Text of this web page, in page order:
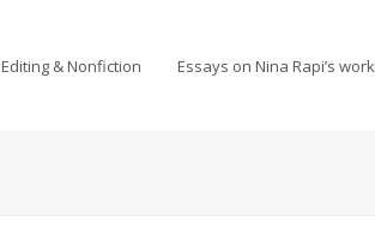
Editing & Nonfiction Essays on Nina Rapi’s work